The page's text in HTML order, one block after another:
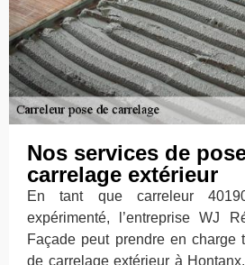
Nos services de
carrelage extérieur
En tant que carreleur
expérimenté, l’entreprise WJ
Façade peut prendre en charge
de carrelage extérieur à